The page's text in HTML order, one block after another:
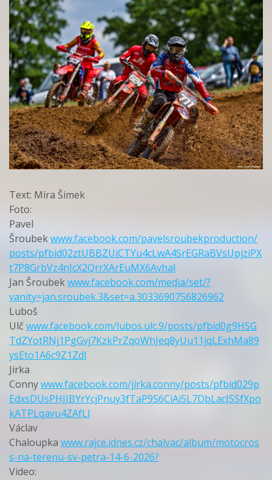
Text: Míra Šimek
Foto:
Pavel
Šroubekwww.facebook.com/pavelsroubekproduction/
posts/pfbid02ztUBBZUiCTYu4cLwA4SrEGRaBVsUpjziPX
t7P8GrbVz4nJcX2QrrXArEuMX6Avhal
Jan Šroubekwww.facebook.com/media/set/?
vanity=jan.sroubek.3&set=a.3033690756826962
Luboš
Ulč www.facebook.com/lubos.ulc.9/posts/pfbid0g9HSG
TdZYotRNj1PgGvj7KzkPrZqoWhJeq8yUu11jqLExhMa89
ysEto1A6c9Z1Zdl
Jirka
Connywww.facebook.com/jirka.conny/posts/pfbid029p
EdxsDUsPHJJBYrYcjPnuy3fTaP9S6CiAi5L7DbLacJSSfXpo
kATPLqavu4ZAfLl
Václav
Chaloupka www.rajce.idnes.cz/chalvac/album/motocros
s-na-terenu-sv-petra-14-6-2026?
Video: